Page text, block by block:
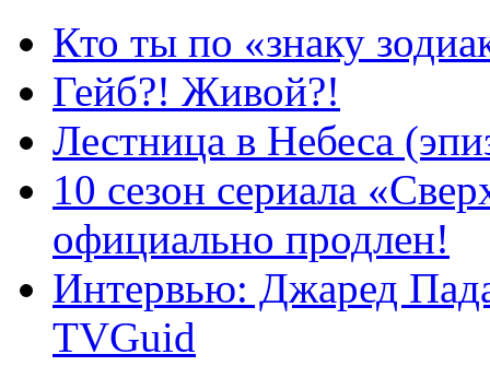
Кто ты по «знаку
Гейб?! Живой?!
Лестница в Небеса
10 сезон сериала
официально продлен!
Интервью: Джаред
TVGuid